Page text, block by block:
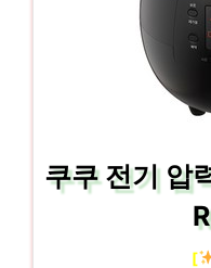
쿠쿠 전기 압
[